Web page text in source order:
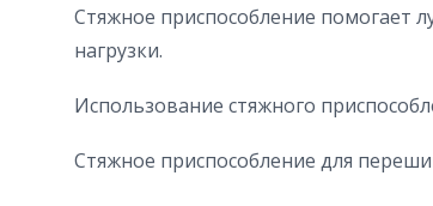
Стяжное приспособление помогает
нагрузки.
Использование стяжного
Стяжное приспособление для